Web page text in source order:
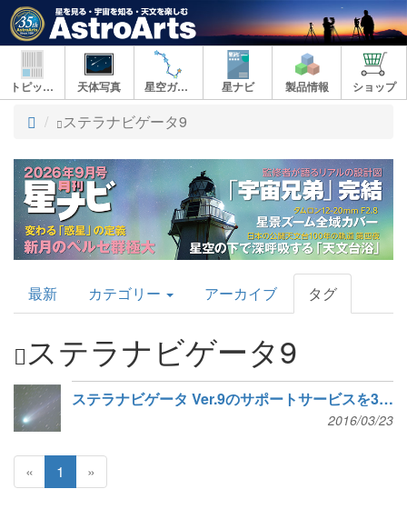
トピックス 天体写真 星空ガイド 星ナビ 製品情報 ショップ
ト
プ
ステラナビゲータ9
AstroArts
Topics
最新 カテゴリー アーカイブ タグ
ステラナビゲータ9
ステラナビゲータ Ver.9のサポートサービスを3月27日に終了
2016/03/23
« 1 »